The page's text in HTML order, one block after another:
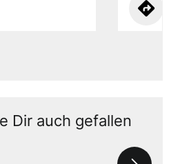
Dir auch gefallen